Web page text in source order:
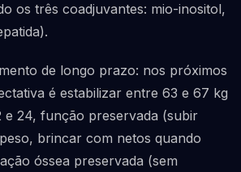
os três coadjuvantes: mio-inositol,
de longo prazo: nos próximos
é estabilizar entre 63 e 67 kg
e 24, função preservada (subir
brincar com netos quando
óssea preservada (sem